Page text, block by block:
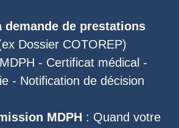
demande de prestations
Dossier COTOREP)
- Certificat médical -
- Notification de décision
MDPH : Quand votre